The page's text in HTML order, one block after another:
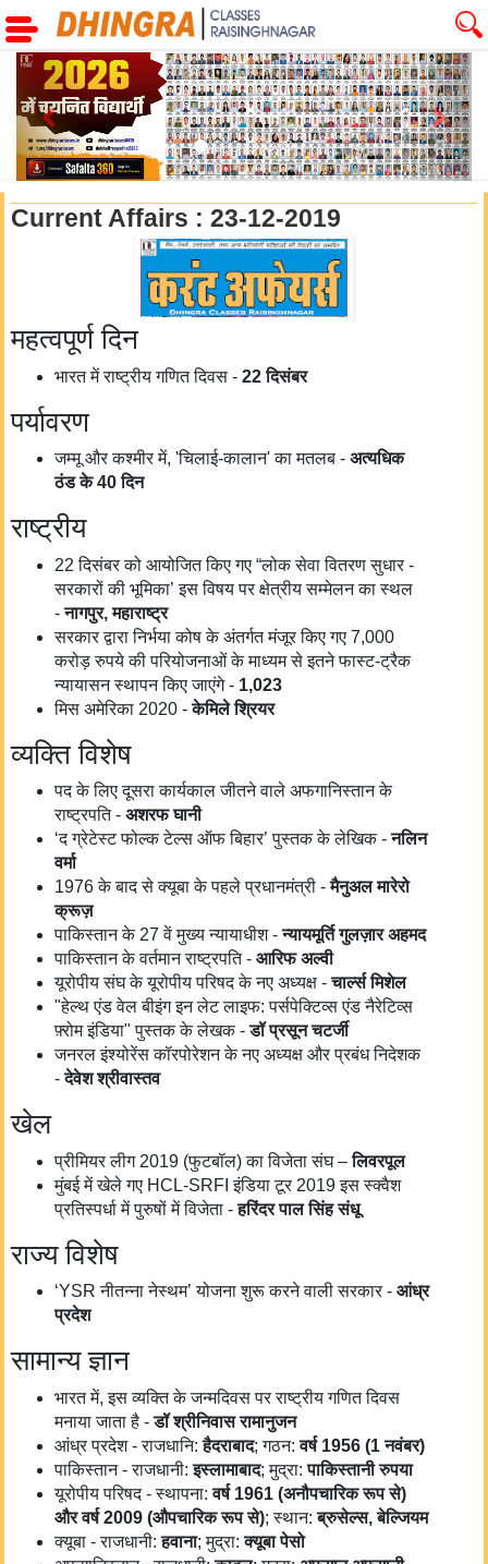
Previous Next
Current Affairs : 23-12-2019
महत्वपूर्ण दिन
भारत में राष्ट्रीय गणित दिवस - 22दिसंबर
पर्यावरण
जम्मू और कश्मीर में, 'चिलाई-कालान' का मतलब - अत्यधिक
ठंडके 40दिन
राष्ट्रीय
22 दिसंबर को आयोजित किए गए “लोक सेवा वितरण सुधार -
सरकारों की भूमिका’ इस विषय पर क्षेत्रीय सम्मेलन का स्थल
-नागपुर,महाराष्ट्र
सरकार द्वारा निर्भया कोष के अंतर्गत मंजूर किए गए 7,000
करोड़ रुपये की परियोजनाओं के माध्यम से इतने फास्ट-ट्रैक
न्यायासन स्थापन किए जाएंगे - 1,023
मिस अमेरिका 2020 -केमिले श्रियर
व्यक्ति विशेष
पद के लिए दूसरा कार्यकाल जीतने वाले अफगानिस्तान के
राष्ट्रपति - अशरफघानी
‘द ग्रेटेस्ट फोल्क टेल्स ऑफ बिहार’ पुस्तक के लेखिक -नलिन
वर्मा
1976 के बाद से क्यूबा के पहले प्रधानमंत्री -मैनुअल मारेरो
क्रूज़
पाकिस्तान के 27 वें मुख्य न्यायाधीश -न्यायमूर्ति गुलज़ार अहमद
पाकिस्तान के वर्तमान राष्ट्रपति - आरिफ अल्वी
यूरोपीय संघ के यूरोपीय परिषद के नए अध्यक्ष -चार्ल्स मिशेल
"हेल्थ एंड वेल बीइंग इन लेट लाइफ: पर्सपेक्टिव्स एंड नैरेटिव्स
फ़्रोम इंडिया" पुस्तक के लेखक -डॉ प्रसून चटर्जी
जनरल इंश्योरेंस कॉरपोरेशन के नए अध्यक्ष और प्रबंध निदेशक
-देवेश श्रीवास्तव
खेल
प्रीमियर लीग 2019 (फुटबॉल) का विजेता संघ –लिवरपूल
मुंबई में खेले गए HCL-SRFI इंडिया टूर 2019 इस स्क्वैश
प्रतिस्पर्धा में पुरुषों में विजेता -हरिंदर पाल सिंह संधू
राज्य विशेष
‘YSR नीतन्ना नेस्थम’ योजना शुरू करने वाली सरकार - आंध्र
प्रदेश
सामान्य ज्ञान
भारत में, इस व्यक्ति के जन्मदिवस पर राष्ट्रीय गणित दिवस
मनाया जाता है -डॉ श्रीनिवास रामानुजन
आंध्र प्रदेश - राजधानि:हैदराबाद; गठन:वर्ष 1956 (1नवंबर)
पाकिस्तान - राजधानी:इस्लामाबाद; मुद्रा:पाकिस्तानी रुपया
यूरोपीय परिषद - स्थापना:वर्ष 1961 (अनौपचारिक रूप से)
औरवर्ष 2009 (औपचारिक रूप से); स्थान:ब्रुसेल्स,बेल्जियम
क्यूबा - राजधानी:हवाना; मुद्रा:क्यूबा पेसो